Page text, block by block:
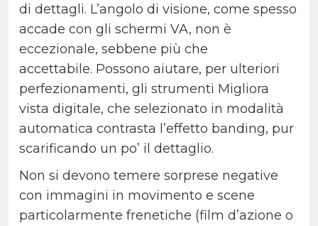
di dettagli. L’angolo di visione, come spesso
accade con gli schermi VA, non è
eccezionale, sebbene più che
accettabile. Possono aiutare, per ulteriori
perfezionamenti, gli strumenti Migliora
vista digitale, che selezionato in modalità
automatica contrasta l’effetto banding, pur
scarificando un po’ il dettaglio.
Non si devono temere sorprese negative
con immagini in movimento e scene
particolarmente frenetiche (film d’azione o